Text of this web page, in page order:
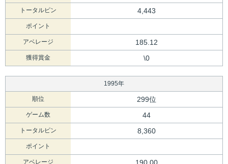
トータルピン 4,443
ポイント
アベレージ 185.12
獲得賞金 \0
1995年
順位 299位
ゲーム数 44
トータルピン 8,360
ポイント
アベレージ